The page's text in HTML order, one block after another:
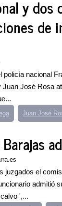
y dos
policía nacional
José Rosa
Juan José
juzgados el
admitió
',...